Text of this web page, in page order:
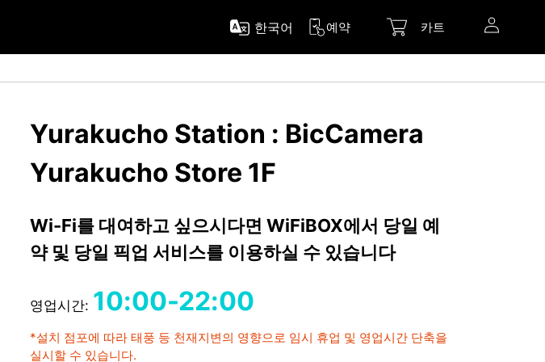
한국어 예약 카트
Yurakucho Station : BicCamera
Yurakucho Store 1F
Wi-Fi를 대여하고 싶으시다면 WiFiBOX에서 당일 예
약 및 당일 픽업 서비스를 이용하실 수 있습니다
영업시간: 10:00-22:00
*설치 점포에 따라 태풍 등 천재지변의 영향으로 임시 휴업 및 영업시간 단축을
실시할 수 있습니다.